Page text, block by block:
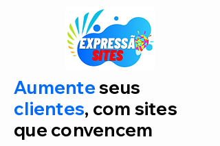
Aumenteseus
clientes, com sites
que convencem